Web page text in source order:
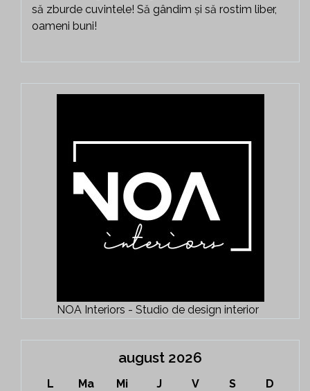
să zburde cuvintele! Să gândim și să rostim liber,
oameni buni!
NOA Interiors - Studio de design interior
august 2026
L Ma Mi J V S
D